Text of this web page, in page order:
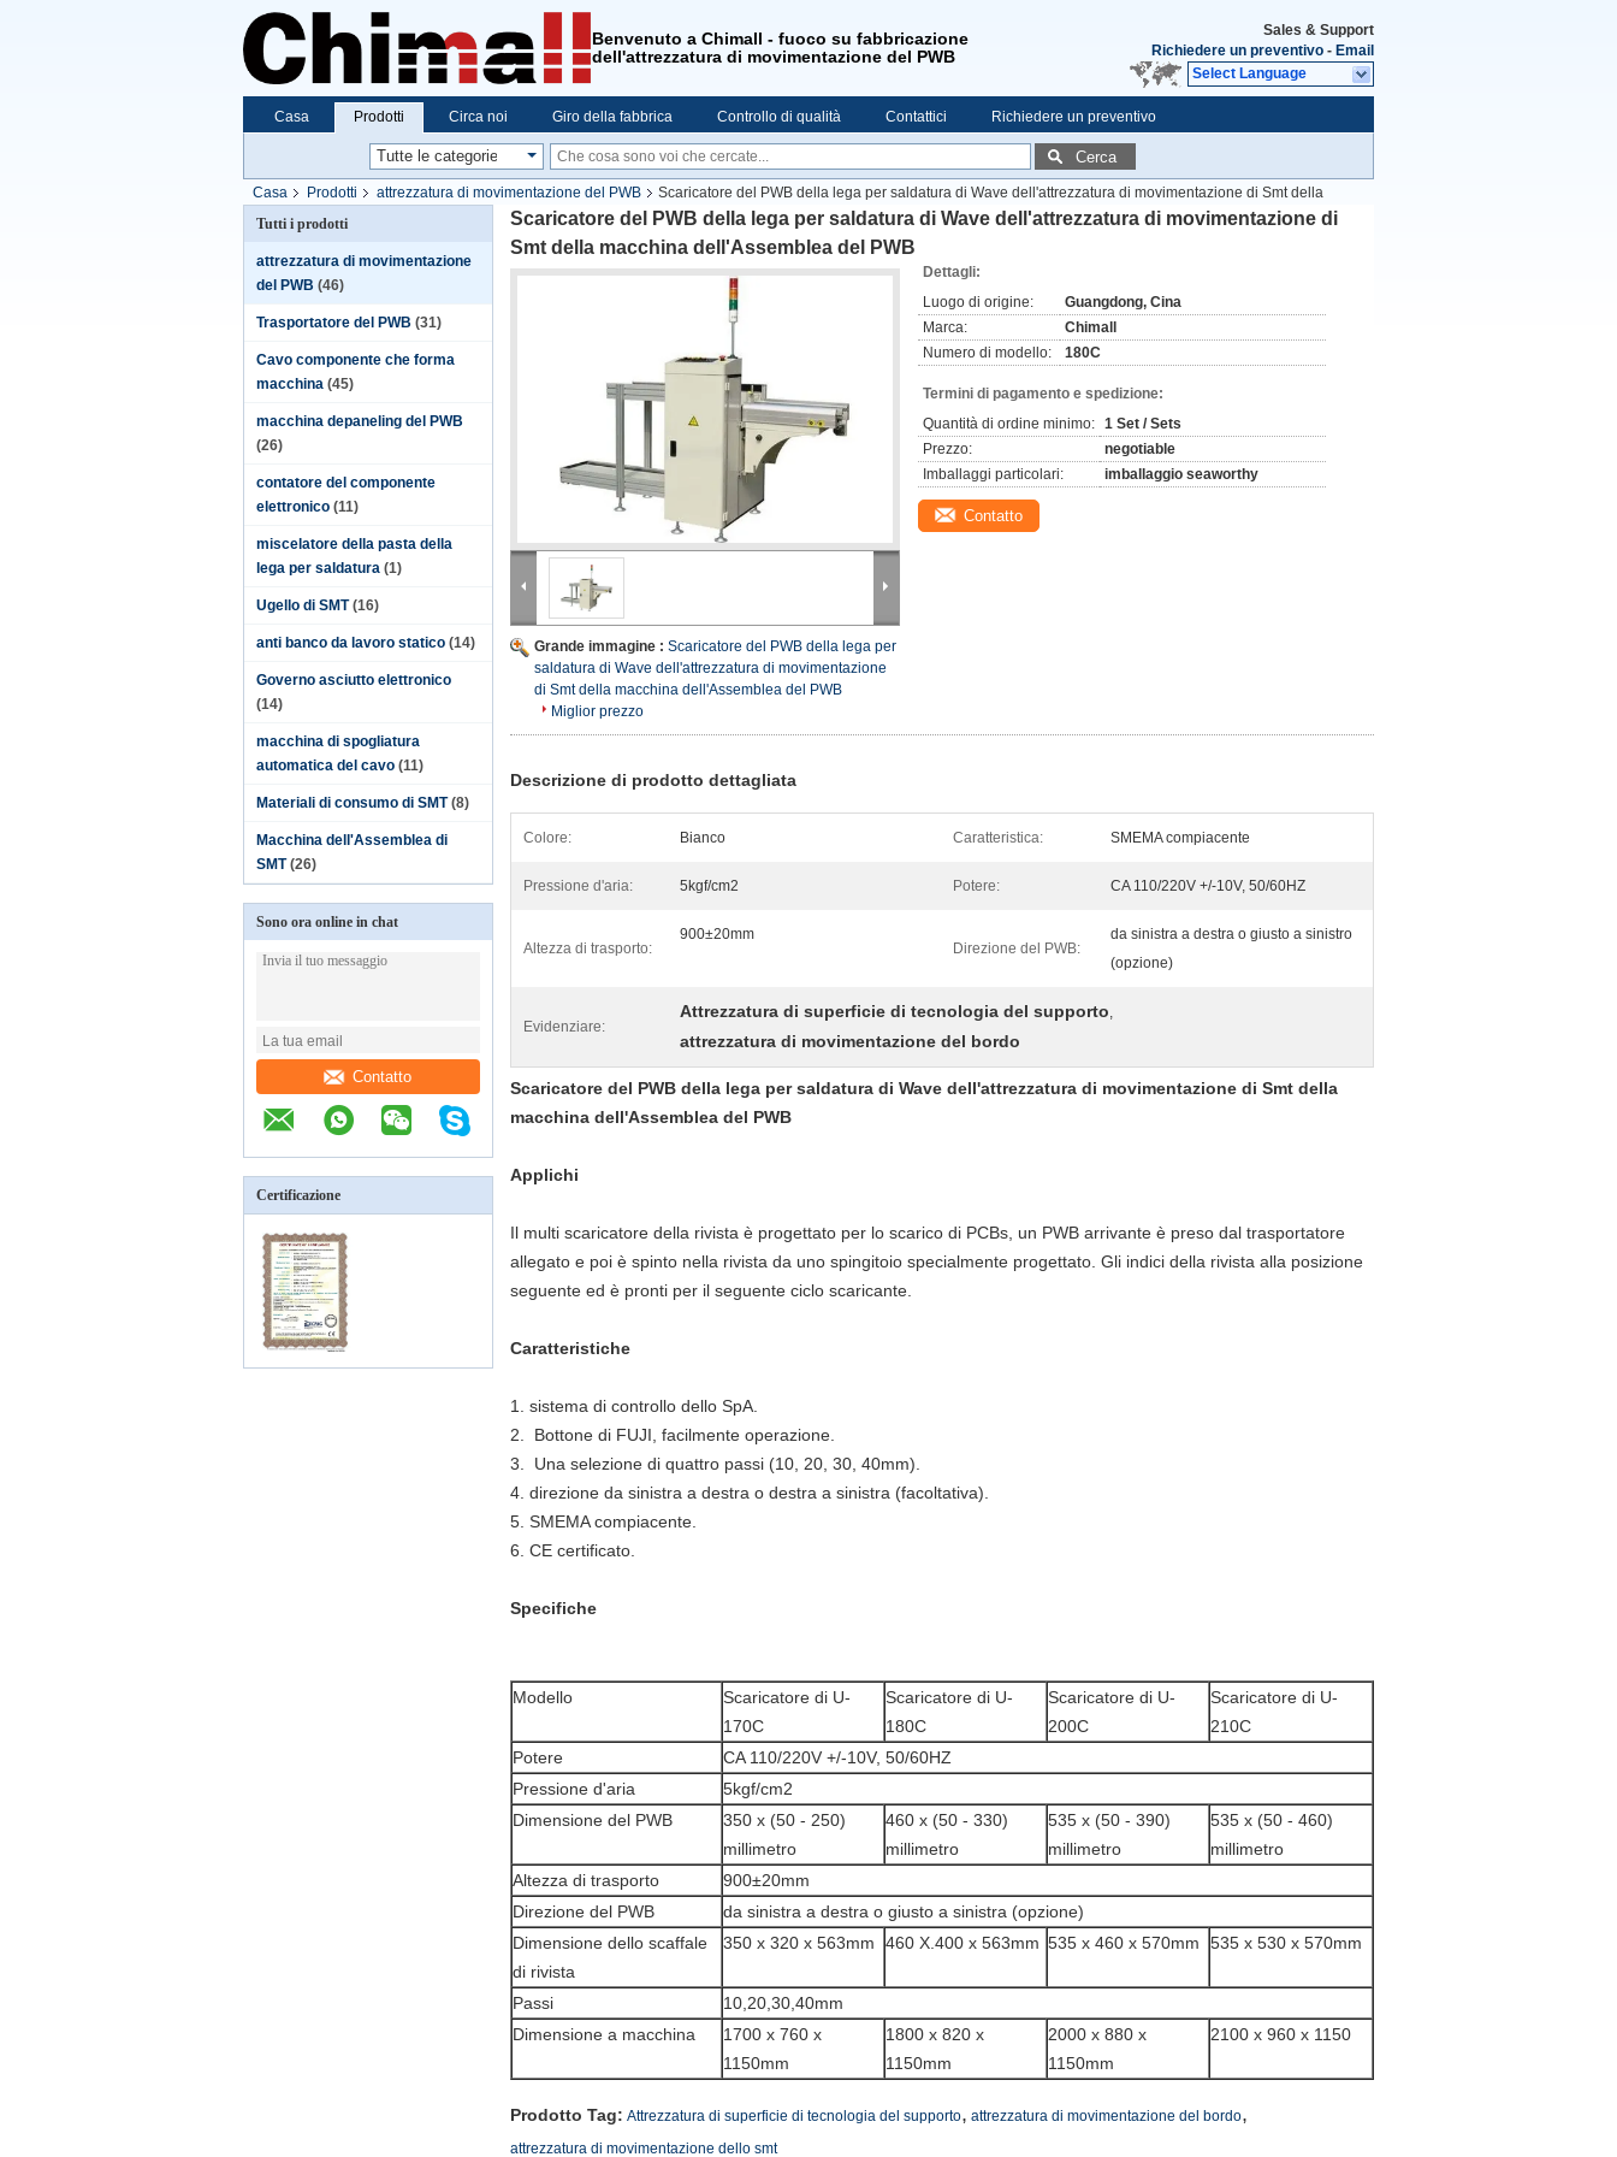
Benvenuto a Chimall - fuoco su fabbricazione
dell'attrezzatura di movimentazione del PWB
Sales & Support
Richiedere un preventivo - Email
Select Language
Casa Prodotti Circa noi Giro della fabbrica Controllo di qualità Contattici Richiedere un preventivo
Cerca
Casa Prodotti attrezzatura di movimentazione del PWB
Scaricatore del PWB della lega per saldatura di Wave dell'attrezzatura di movimentazione di Smt della
macchina dell'Assemblea del PWB
Tutti i prodotti
attrezzatura di movimentazione
del PWB (46)
Trasportatore del PWB (31)
Cavo componente che forma
macchina (45)
macchina depaneling del PWB
(26)
contatore del componente
elettronico (11)
miscelatore della pasta della
lega per saldatura (1)
Ugello di SMT (16)
anti banco da lavoro statico (14)
Governo asciutto elettronico
(14)
macchina di spogliatura
automatica del cavo (11)
Materiali di consumo di SMT (8)
Macchina dell'Assemblea di
SMT (26)
Sono ora online in chat
Contatto
Certificazione
Scaricatore del PWB della lega per saldatura di Wave dell'attrezzatura di movimentazione di
Smt della macchina dell'Assemblea del PWB
Grande immagine : Scaricatore del PWB della lega per
saldatura di Wave dell'attrezzatura di movimentazione
di Smt della macchina dell'Assemblea del PWB
Miglior prezzo
Dettagli:
Luogo di origine:
Guangdong, Cina
Marca:
Chimall
Numero di modello:
180C
Termini di pagamento e spedizione:
Quantità di ordine minimo: 1 Set / Sets
Prezzo:
negotiable
Imballaggi particolari:
imballaggio seaworthy
Contatto
Descrizione di prodotto dettagliata
Colore: Bianco Caratteristica: SMEMA compiacente
Pressione d'aria: 5kgf/cm2 Potere: CA 110/220V +/-10V, 50/60HZ
Altezza di trasporto:
900±20mm
Direzione del PWB:
da sinistra a destra o giusto a sinistro
(opzione)
Evidenziare:
Attrezzatura di superficie di tecnologia del supporto,
attrezzatura di movimentazione del bordo
Scaricatore del PWB della lega per saldatura di Wave dell'attrezzatura di movimentazione di Smt della
macchina dell'Assemblea del PWB
Applichi
Il multi scaricatore della rivista è progettato per lo scarico di PCBs, un PWB arrivante è preso dal trasportatore
allegato e poi è spinto nella rivista da uno spingitoio specialmente progettato. Gli indici della rivista alla posizione
seguente ed è pronti per il seguente ciclo scaricante.
Caratteristiche
1. sistema di controllo dello SpA.
2. Bottone di FUJI, facilmente operazione.
3. Una selezione di quattro passi (10, 20, 30, 40mm).
4. direzione da sinistra a destra o destra a sinistra (facoltativa).
5. SMEMA compiacente.
6. CE certificato.
Specifiche
Modello
Scaricatore di U-
170C
Scaricatore di U-
180C
Scaricatore di U-
200C
Scaricatore di U-
210C
Potere
CA 110/220V +/-10V, 50/60HZ
Pressione d'aria
5kgf/cm2
Dimensione del PWB
350 x (50 - 250)
millimetro
460 x (50 - 330)
millimetro
535 x (50 - 390)
millimetro
535 x (50 - 460)
millimetro
Altezza di trasporto
900±20mm
Direzione del PWB
da sinistra a destra o giusto a sinistra (opzione)
Dimensione dello scaffale
di rivista
350 x 320 x 563mm 460 X.400 x 563mm 535 x 460 x 570mm 535 x 530 x 570mm
Passi
10,20,30,40mm
Dimensione a macchina
1700 x 760 x
1150mm
1800 x 820 x
1150mm
2000 x 880 x
1150mm
2100 x 960 x 1150
Prodotto Tag: Attrezzatura di superficie di tecnologia del supporto, attrezzatura di movimentazione del bordo,
attrezzatura di movimentazione dello smt